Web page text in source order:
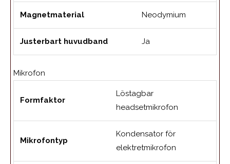
Magnetmaterial Neodymium
Justerbart huvudband Ja
Mikrofon
Formfaktor
Löstagbar
headsetmikrofon
Mikrofontyp
Kondensator för
elektretmikrofon